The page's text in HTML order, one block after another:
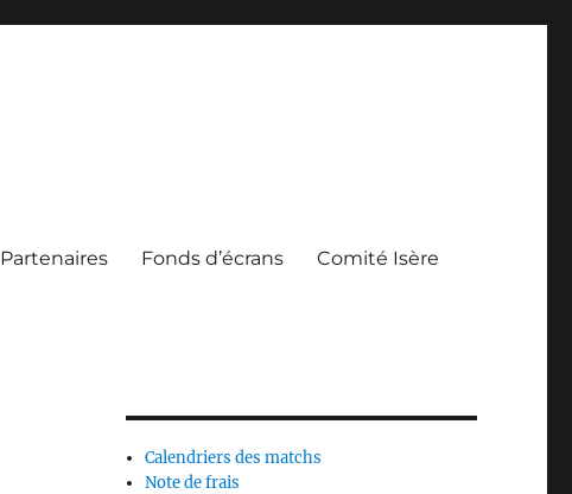
Partenaires Fonds d’écrans Comité Isère
Calendriers des matchs
Note de frais